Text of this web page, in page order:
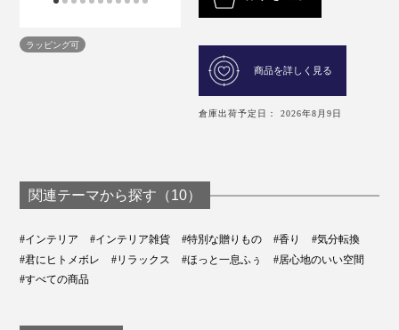
ラッピング可
商品を詳しく見る
倉庫出荷予定日： 2026年8月9日
関連テーマから探す（10）
#インテリア #インテリア雑貨 #特別な贈りもの #香り
#気分転換
#君にヒトメボレ
#リラックス #ほっと一息ふぅ
#居心地のいい空間
#すべての商品